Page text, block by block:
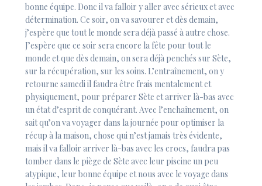
bonne équipe. Donc il va falloir y aller avec sérieux et avec
détermination. Ce soir, on va savourer et dès demain,
j’espère que tout le monde sera déjà passé à autre chose.
J’espère que ce soir sera encore la fête pour tout le
monde et que dès demain, on sera déjà penchés sur Sète,
sur la récupération, sur les soins. L’entraînement, on y
retourne samedi il faudra être frais mentalement et
physiquement, pour préparer Sète et arriver là-bas avec
un état d’esprit de conquérant. Avec l’enchaînement, on
sait qu’on va voyager dans la journée pour optimiser la
récup à la maison, chose qui n’est jamais très évidente,
mais il va falloir arriver là-bas avec les crocs, faudra pas
tomber dans le piège de Sète avec leur piscine un peu
atypique, leur bonne équipe et nous avec le voyage dans